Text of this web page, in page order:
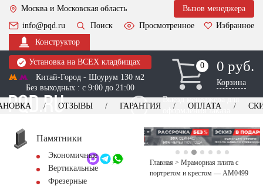
Москва и Московская область
Вызов менеджера
info@pqd.ru
Поиск Просмотренное
Избранное
Конструктор
Установка на ВСЕХ кладбищах
Китай-Город - Шоурум 130 м2
Без выходных : с 9:00 до 21:00
0
0 0 руб.
Корзина
Выезд менеджера для
оформления заказа
+7 (495) 518-44-23
Обратный звонок
ОТЗЫВЫ ГАРАНТИЯ ОПЛАТА
Памятники
Экономичные
Вертикальные
Фрезерные
Главная > Мраморная плита с
портретом и крестом — AM0499